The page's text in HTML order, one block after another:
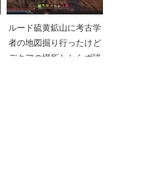
ルード硫黄鉱山に考古学
者の地図掘り行ったけど
デキアの場所わからず諦